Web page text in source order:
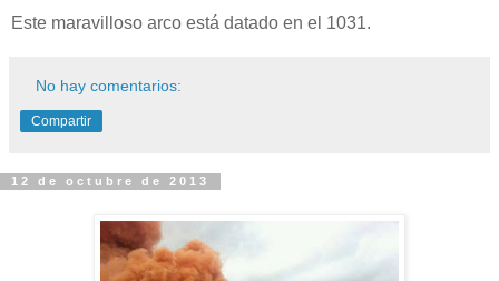
Este maravilloso arco está datado en el 1031.
No hay comentarios:
Compartir
12 de octubre de 2013